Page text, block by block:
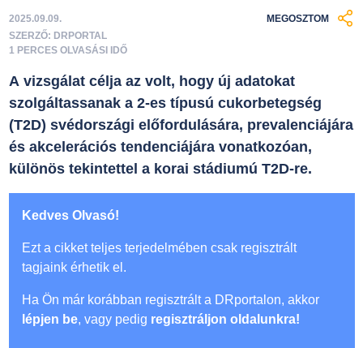
2025.09.09.
SZERZŐ: DRPORTAL
1 PERCES OLVASÁSI IDŐ
MEGOSZTOM
A vizsgálat célja az volt, hogy új adatokat
szolgáltassanak a 2-es típusú cukorbetegség
(T2D) svédországi előfordulására, prevalenciájára
és akcelerációs tendenciájára vonatkozóan,
különös tekintettel a korai stádiumú T2D-re.
Kedves Olvasó!
Ezt a cikket teljes terjedelmében csak regisztrált
tagjaink érhetik el.
Ha Ön már korábban regisztrált a DRportalon, akkor
lépjen be, vagy pedig regisztráljon oldalunkra!